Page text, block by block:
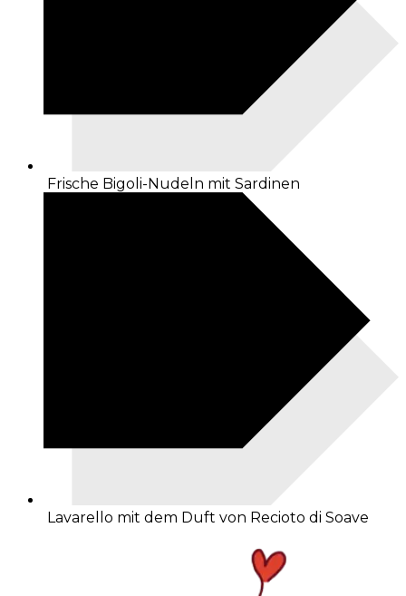
Frische Bigoli-Nudeln mit Sardinen
Lavarello mit dem Duft von Recioto di Soave